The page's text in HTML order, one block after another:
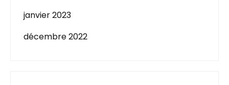
janvier 2023
décembre 2022